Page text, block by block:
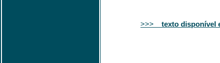
>>> texto disponível